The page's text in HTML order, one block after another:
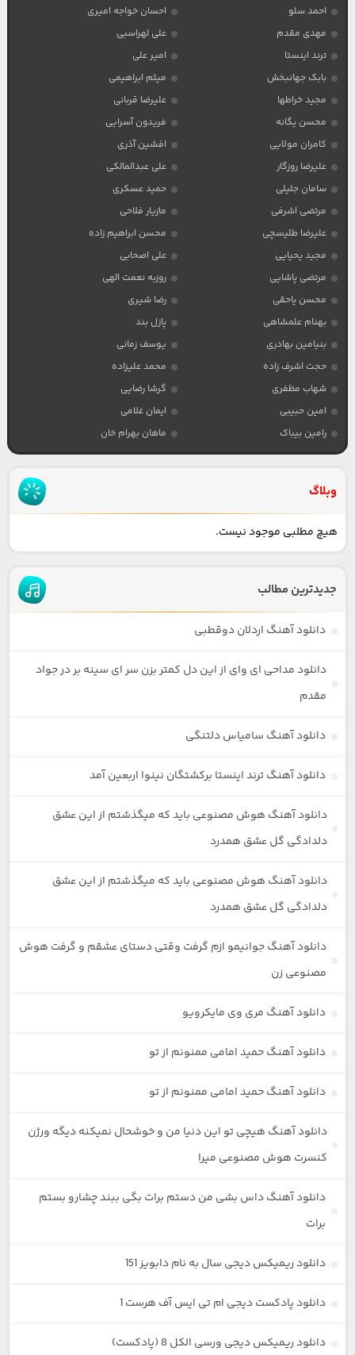
احمد سلو
احسان خواجه امیری
مهدی مقدم
علی لهراسبی
ترند اینستا
امیر علی
بابک جهانبخش
میثم ابراهیمی
مجید خراطها
علیرضا قربانی
محسن یگانه
فریدون آسرایی
کامران مولایی
افشین آذری
علیرضا روزگار
علی عبدالمالکی
سامان جلیلی
حمید عسکری
مرتضی اشرفی
مازیار فلاحی
علیرضا طلیسچی
محسن ابراهیم زاده
مجید یحیایی
علی اصحابی
مرتضی پاشایی
روزبه نعمت الهی
محسن یاحقی
رضا شیری
بهنام علمشاهی
پازل بند
بنیامین بهادری
یوسف زمانی
حجت اشرف زاده
محمد علیزاده
شهاب مظفری
گرشا رضایی
امین حبیبی
ایمان غلامی
رامین بیباک
ماهان بهرام خان
وبلاگ
هیچ مطلبی موجود نیست.
جدیدترین مطالب
دانلود آهنگ اردلان دوقطبی
دانلود مداحی ای وای از این دل کمتر بزن سر ای سینه بر در جواد
مقدم
دانلود آهنگ سامیاس دلتنگی
دانلود آهنگ ترند اینستا برکشتگان نینوا اربعین آمد
دانلود آهنگ هوش مصنوعی باید که میگذشتم از این عشق
دلدادگی گل عشق همدرد
دانلود آهنگ هوش مصنوعی باید که میگذشتم از این عشق
دلدادگی گل عشق همدرد
دانلود آهنگ جوانیمو ازم گرفت وقتی دستای عشقم و گرفت هوش
مصنوعی زن
دانلود آهنگ مری وی مایکرویو
دانلود آهنگ حمید امامی ممنونم از تو
دانلود آهنگ حمید امامی ممنونم از تو
دانلود آهنگ هیچی تو این دنیا من و خوشحال نمیکنه دیگه ورژن
کنسرت هوش مصنوعی میرا
دانلود آهنگ داس بشی من دستم برات بگی ببند چشارو بستم
برات
دانلود ریمیکس دیجی سال به نام دابویز 151
دانلود پادکست دیجی ام تی ایس آف هرست 1
دانلود ریمیکس دیجی ورسی الکل 8 (پادکست)